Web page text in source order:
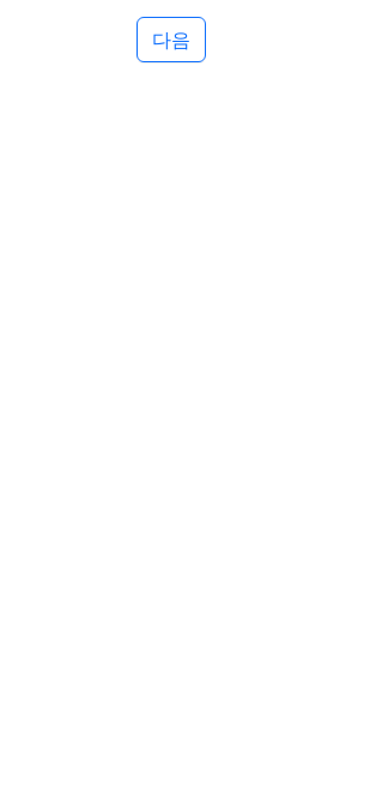
다음